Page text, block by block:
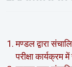
मण्‍डल द्वारा
परीक्षा